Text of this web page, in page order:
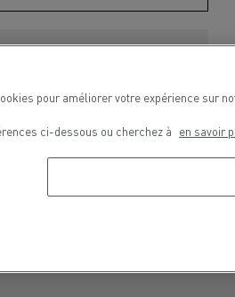
86 45 52
pour améliorer votre expérience sur
ci-dessous ou cherchez à en savoir